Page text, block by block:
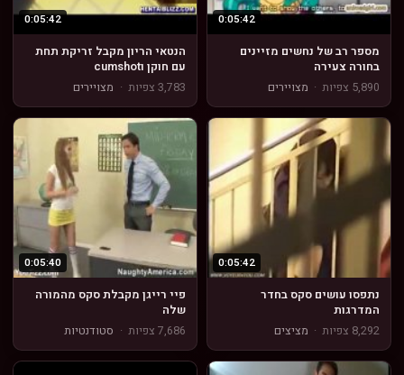
0:05:42
מספר רב של נחשים מזיינים
בחורה צעירה
5,890 צפיות
· מצויירים
0:05:42
הנטאי הריון מקבל זריקת תחת
עם חוקן וcumshot
3,783 צפיות
· מצויירים
0:05:42
נתפסו עושים סקס בחדר
המדרגות
8,292 צפיות
· מציצים
0:05:40
פיי רייגן מקבלת סקס מהמורה
שלה
7,686 צפיות
· סטודנטיות